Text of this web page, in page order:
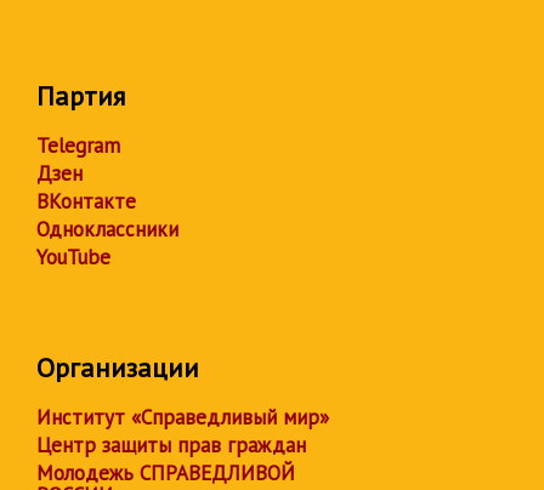
Партия
Telegram
Дзен
ВКонтакте
Одноклассники
YouTube
Организации
Институт «Справедливый мир»
Центр защиты прав граждан
Молодежь СПРАВЕДЛИВОЙ